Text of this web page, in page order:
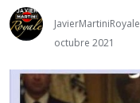
JavierMartiniRoyale
octubre 2021